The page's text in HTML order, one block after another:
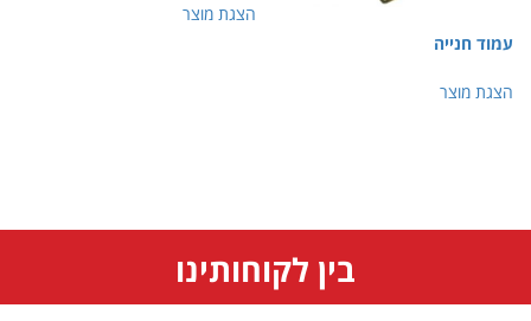
עמוד חנייה
הצגת מוצר
הצגת מוצר
בין לקוחותינו